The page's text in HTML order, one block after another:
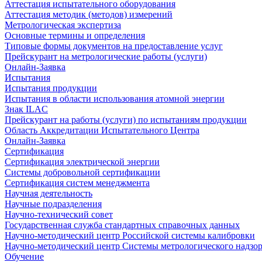
Аттестация испытательного оборудования
Аттестация методик (методов) измерений
Метрологическая экспертиза
Основные термины и определения
Типовые формы документов на предоставление услуг
Прейскурант на метрологические работы (услуги)
Онлайн-Заявка
Испытания
Испытания продукции
Испытания в области использования атомной энергии
Знак ILAC
Прейскурант на работы (услуги) по испытаниям продукции
Область Аккредитации Испытательного Центра
Онлайн-Заявка
Сертификация
Сертификация электрической энергии
Системы добровольной сертификации
Сертификация систем менеджмента
Научная деятельность
Научные подразделения
Научно-технический совет
Государственная служба стандартных справочных данных
Научно-методический центр Российской системы калибровки
Научно-методический центр Системы метрологического
Обучение